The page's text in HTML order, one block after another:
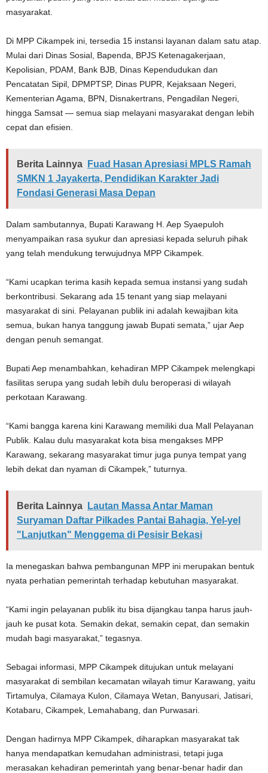
masyarakat.
Di MPP Cikampek ini, tersedia 15 instansi layanan dalam satu atap.
Mulai dari Dinas Sosial, Bapenda, BPJS Ketenagakerjaan,
Kepolisian, PDAM, Bank BJB, Dinas Kependudukan dan
Pencatatan Sipil, DPMPTSP, Dinas PUPR, Kejaksaan Negeri,
Kementerian Agama, BPN, Disnakertrans, Pengadilan Negeri,
hingga Samsat — semua siap melayani masyarakat dengan lebih
cepat dan efisien.
Berita Lainnya
Fuad Hasan Apresiasi MPLS Ramah
SMKN 1 Jayakerta, Pendidikan Karakter Jadi
Fondasi Generasi Masa Depan
Dalam sambutannya, Bupati Karawang H. Aep Syaepuloh
menyampaikan rasa syukur dan apresiasi kepada seluruh pihak
yang telah mendukung terwujudnya MPP Cikampek.
“Kami ucapkan terima kasih kepada semua instansi yang sudah
berkontribusi. Sekarang ada 15 tenant yang siap melayani
masyarakat di sini. Pelayanan publik ini adalah kewajiban kita
semua, bukan hanya tanggung jawab Bupati semata,” ujar Aep
dengan penuh semangat.
Bupati Aep menambahkan, kehadiran MPP Cikampek melengkapi
fasilitas serupa yang sudah lebih dulu beroperasi di wilayah
perkotaan Karawang.
“Kami bangga karena kini Karawang memiliki dua Mall Pelayanan
Publik. Kalau dulu masyarakat kota bisa mengakses MPP
Karawang, sekarang masyarakat timur juga punya tempat yang
lebih dekat dan nyaman di Cikampek,” tuturnya.
Berita Lainnya
Lautan Massa Antar Maman
Suryaman Daftar Pilkades Pantai Bahagia, Yel-yel
"Lanjutkan" Menggema di Pesisir Bekasi
Ia menegaskan bahwa pembangunan MPP ini merupakan bentuk
nyata perhatian pemerintah terhadap kebutuhan masyarakat.
“Kami ingin pelayanan publik itu bisa dijangkau tanpa harus jauh-
jauh ke pusat kota. Semakin dekat, semakin cepat, dan semakin
mudah bagi masyarakat,” tegasnya.
Sebagai informasi, MPP Cikampek ditujukan untuk melayani
masyarakat di sembilan kecamatan wilayah timur Karawang, yaitu
Tirtamulya, Cilamaya Kulon, Cilamaya Wetan, Banyusari, Jatisari,
Kotabaru, Cikampek, Lemahabang, dan Purwasari.
Dengan hadirnya MPP Cikampek, diharapkan masyarakat tak
hanya mendapatkan kemudahan administrasi, tetapi juga
merasakan kehadiran pemerintah yang benar-benar hadir dan